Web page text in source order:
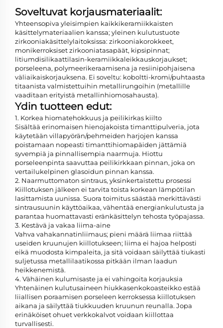
Soveltuvat korjausmateriaalit:
Yhteensopiva yleisimpien kaikkikeramiikkaisten
käsittelymateriaalien kanssa; yleinen kulutustuote
zirkooniakäsittelylaitoksissa: zirkooniakorokkeet,
monikerroksiset zirkooniatasapäät, kipsipinnat;
litiumdisilikaattilasin-keramiikkaleikkauskorjaukset;
porseleena, polymeerikeraamisena ja resiinipohjaisena
väliaikaiskorjauksena. Ei soveltu: koboltti-kromi/puhtaasta
titaanista valmistettuihin metallirungoihin (metallille
vaaditaan erityistä metallinhiomosahausta).
Ydin tuotteen edut:
1. Korkea hiomatehokkuus ja peilikirkas kiilto
Sisältää erinomaisen hienojakoista timanttipulveria, jota
käytetään villapyörän/pehmeiden harjojen kanssa
poistamaan nopeasti timanttihiomapäiden jättämiä
syvempiä ja pinnallisempia naarmuja. Hiottu
porseleenpinta saavuttaa peilikirkkaan pinnan, joka on
vertailukelpinen glasoidun pinnan kanssa.
2. Naarmuttomaton sintraus, yksinkertaistettu prosessi
Kiillotuksen jälkeen ei tarvita toista korkean lämpötilan
lasittamista uunissa. Suora toimitus säästää merkittävästi
sintrausuunin käyttöaikaa, vähentää energiankulutusta ja
parantaa huomattavasti eränkäsittelyn tehosta työpajassa.
3. Kestävä ja vakaa liima-aine
Vahva vahakannatinliimaus; pieni määrä liimaa riittää
useiden kruunujen kiillotukseen; liima ei hajoa helposti
eikä muodosta kimpaleita, ja sitä voidaan säilyttää tiukasti
suljetussa metallilaatikossa pitkään ilman laadun
heikkenemistä.
4. Vähäinen kulumisaste ja ei vahingoita korjauksia
Yhtenäinen kulutusaineen hiukkasenkokoasteikko estää
liiallisen poraamisen porseleen kerroksessa kiillotuksen
aikana ja säilyttää tiukkuuden kruunun reunalla. Jopa
erinäköiset ohuet verkkokalvot voidaan kiillottaa
turvallisesti.